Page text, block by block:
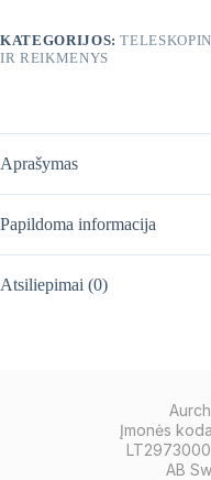
KATEGORIJOS:
IR REIKMENYS
Aprašymas
Papildoma informacija
Atsiliepimai (0)
Įmonės
AB